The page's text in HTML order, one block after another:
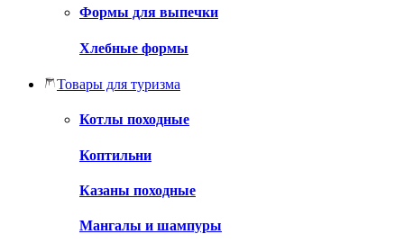
Формы для выпечки
Хлебные формы
Товары для туризма
Котлы походные
Коптильни
Казаны походные
Мангалы и шампуры